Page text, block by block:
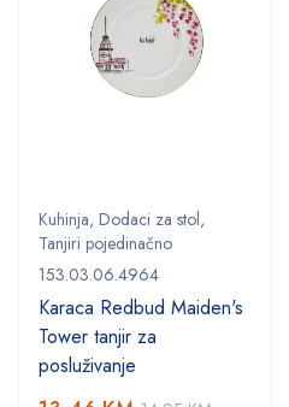
Kuhinja, Dodaci za stol,
Tanjiri pojedinačno
153.03.06.4964
Karaca Redbud Maiden's
Tower tanjir za
posluživanje